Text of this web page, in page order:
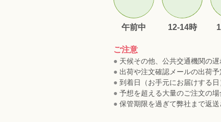
午前中 12-14時
ご注意
● 天候その他、公共交通機関の
● 出荷や注文確認メールの出荷
● 到着日（お手元にお届けする
● 予想を超える大量のご注文の
● 保管期限を過ぎて弊社まで返